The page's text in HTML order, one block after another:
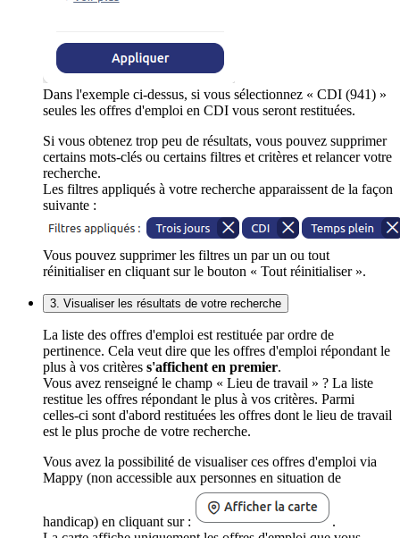
Dans l'exemple ci-dessus, si vous sélectionnez « CDI (941) »
seules les offres d'emploi en CDI vous seront restituées.
Si vous obtenez trop peu de résultats, vous pouvez supprimer
certains mots-clés ou certains filtres et critères et relancer votre
recherche.
Les filtres appliqués à votre recherche apparaissent de la façon
suivante :
Vous pouvez supprimer les filtres un par un ou tout
réinitialiser en cliquant sur le bouton « Tout réinitialiser ».
3. Visualiser les résultats de votre recherche
La liste des offres d'emploi est restituée par ordre de
pertinence. Cela veut dire que les offres d'emploi répondant le
plus à vos critères s'affichent en premier.
Vous avez renseigné le champ « Lieu de travail » ? La liste
restitue les offres répondant le plus à vos critères. Parmi
celles-ci sont d'abord restituées les offres dont le lieu de travail
est le plus proche de votre recherche.
Vous avez la possibilité de visualiser ces offres d'emploi via
Mappy (non accessible aux personnes en situation de
handicap) en cliquant sur :
.